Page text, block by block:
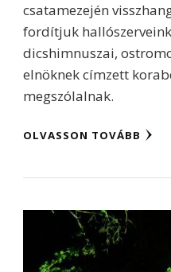
csatamezején
fordítjuk
dicshimnuszai,
elnöknek címzett
megszólalnak.
OLVASSON TOVÁBB